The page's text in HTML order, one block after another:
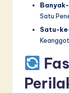
Satu
Satu-